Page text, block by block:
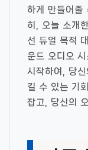
하게 만들어줄
히, 오늘 소개
선 듀얼 목적
운드 오디오
시작하여, 당신
킬 수 있는 기
잡고, 당신의